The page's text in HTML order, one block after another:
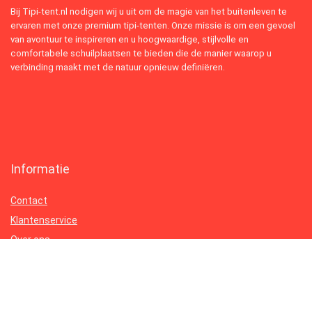
Bij Tipi-tent.nl nodigen wij u uit om de magie van het buitenleven te
ervaren met onze premium tipi-tenten. Onze missie is om een gevoel
van avontuur te inspireren en u hoogwaardige, stijlvolle en
comfortabele schuilplaatsen te bieden die de manier waarop u
verbinding maakt met de natuur opnieuw definiëren.
Informatie
Contact
Klantenservice
Over ons